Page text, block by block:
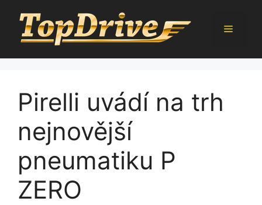
obsah
Menu
Pirelli uvádí na trh
nejnovější
pneumatiku P
ZERO